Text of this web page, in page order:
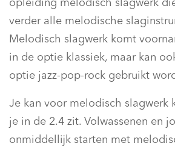
opleiding melodisch slagwerk
verder alle melodische
Melodisch slagwerk komt
in de optie klassiek, maar kan
optie jazz-pop-rock gebruikt
Je kan voor melodisch slagwerk
je in de 2.4 zit. Volwassenen en
onmiddellijk starten met